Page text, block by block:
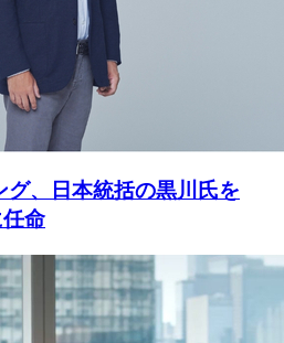
グ、日本統括の黒川氏を
命